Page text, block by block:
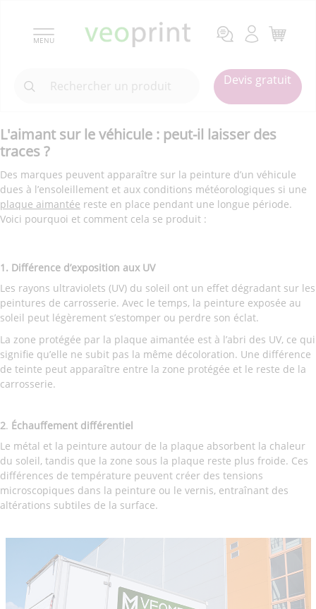
MENU
Devis gratuit
L'aimant sur le véhicule : peut-il laisser des
traces ?
Des marques peuvent apparaître sur la peinture d’un véhicule
dues à l’ensoleillement et aux conditions météorologiques si une
plaque aimantée reste en place pendant une longue période.
Voici pourquoi et comment cela se produit :
1. Différence d’exposition aux UV
Les rayons ultraviolets (UV) du soleil ont un effet dégradant sur les
peintures de carrosserie. Avec le temps, la peinture exposée au
soleil peut légèrement s’estomper ou perdre son éclat.
La zone protégée par la plaque aimantée est à l’abri des UV, ce qui
signifie qu’elle ne subit pas la même décoloration. Une différence
de teinte peut apparaître entre la zone protégée et le reste de la
carrosserie.
2. Échauffement différentiel
Le métal et la peinture autour de la plaque absorbent la chaleur
du soleil, tandis que la zone sous la plaque reste plus froide. Ces
différences de température peuvent créer des tensions
microscopiques dans la peinture ou le vernis, entraînant des
altérations subtiles de la surface.